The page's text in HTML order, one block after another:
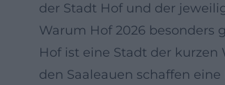
der Stadt Hof und der
Warum Hof 2026 besonders
Hof ist eine Stadt der kurzen
den Saaleauen schaffen eine